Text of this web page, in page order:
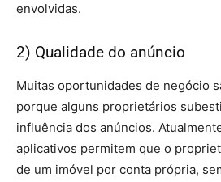
envolvidas.
2) Qualidade do anúncio
Muitas oportunidades de negócio
porque alguns proprietários
influência dos anúncios.
aplicativos permitem que o
de um imóvel por conta própria,